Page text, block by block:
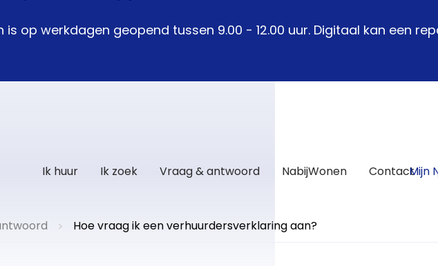
is op werkdagen geopend tussen 9.00 - 12.00 uur. Digitaal kan een
Ik huur Ik zoek Vraag & antwoord NabijWonen ContactMijn
> Hoe vraag ik een verhuurdersverklaring aan?